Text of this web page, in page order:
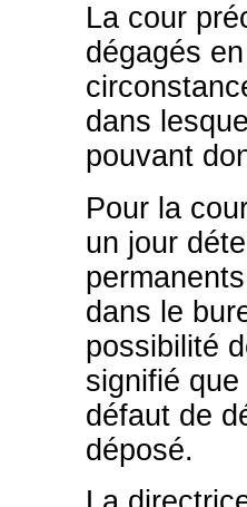
La cour
dégagés
dans
pouvant
Pour la
un jour
dans le
possibilité
signifié que
défaut de
déposé.